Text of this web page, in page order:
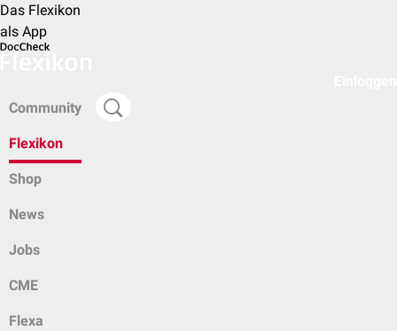
Das Flexikon
als App
Community
Flexikon
Shop
News
Jobs
CME
Flexa